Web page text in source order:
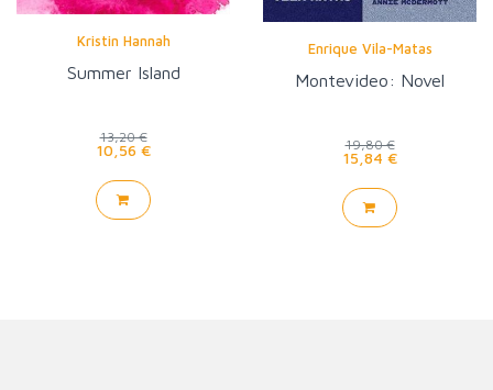
Kristin Hannah
Summer Island
13,20 €
10,56 €
Enrique Vila-Matas
Montevideo: Novel
19,80 €
15,84 €